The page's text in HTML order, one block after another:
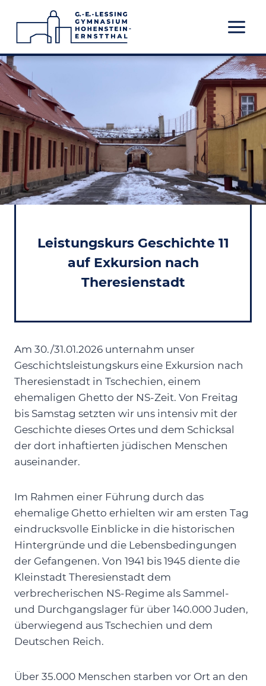
Inhalt
springen
Leistungskurs Geschichte 11
auf Exkursion nach
Theresienstadt
Am 30./31.01.2026 unternahm unser
Geschichtsleistungskurs eine Exkursion nach
Theresienstadt in Tschechien, einem
ehemaligen Ghetto der NS-Zeit. Von Freitag
bis Samstag setzten wir uns intensiv mit der
Geschichte dieses Ortes und dem Schicksal
der dort inhaftierten jüdischen Menschen
auseinander.
Im Rahmen einer Führung durch das
ehemalige Ghetto erhielten wir am ersten Tag
eindrucksvolle Einblicke in die historischen
Hintergründe und die Lebensbedingungen
der Gefangenen. Von 1941 bis 1945 diente die
Kleinstadt Theresienstadt dem
verbrecherischen NS-Regime als Sammel-
und Durchgangslager für über 140.000 Juden,
überwiegend aus Tschechien und dem
Deutschen Reich.
Über 35.000 Menschen starben vor Ort an den